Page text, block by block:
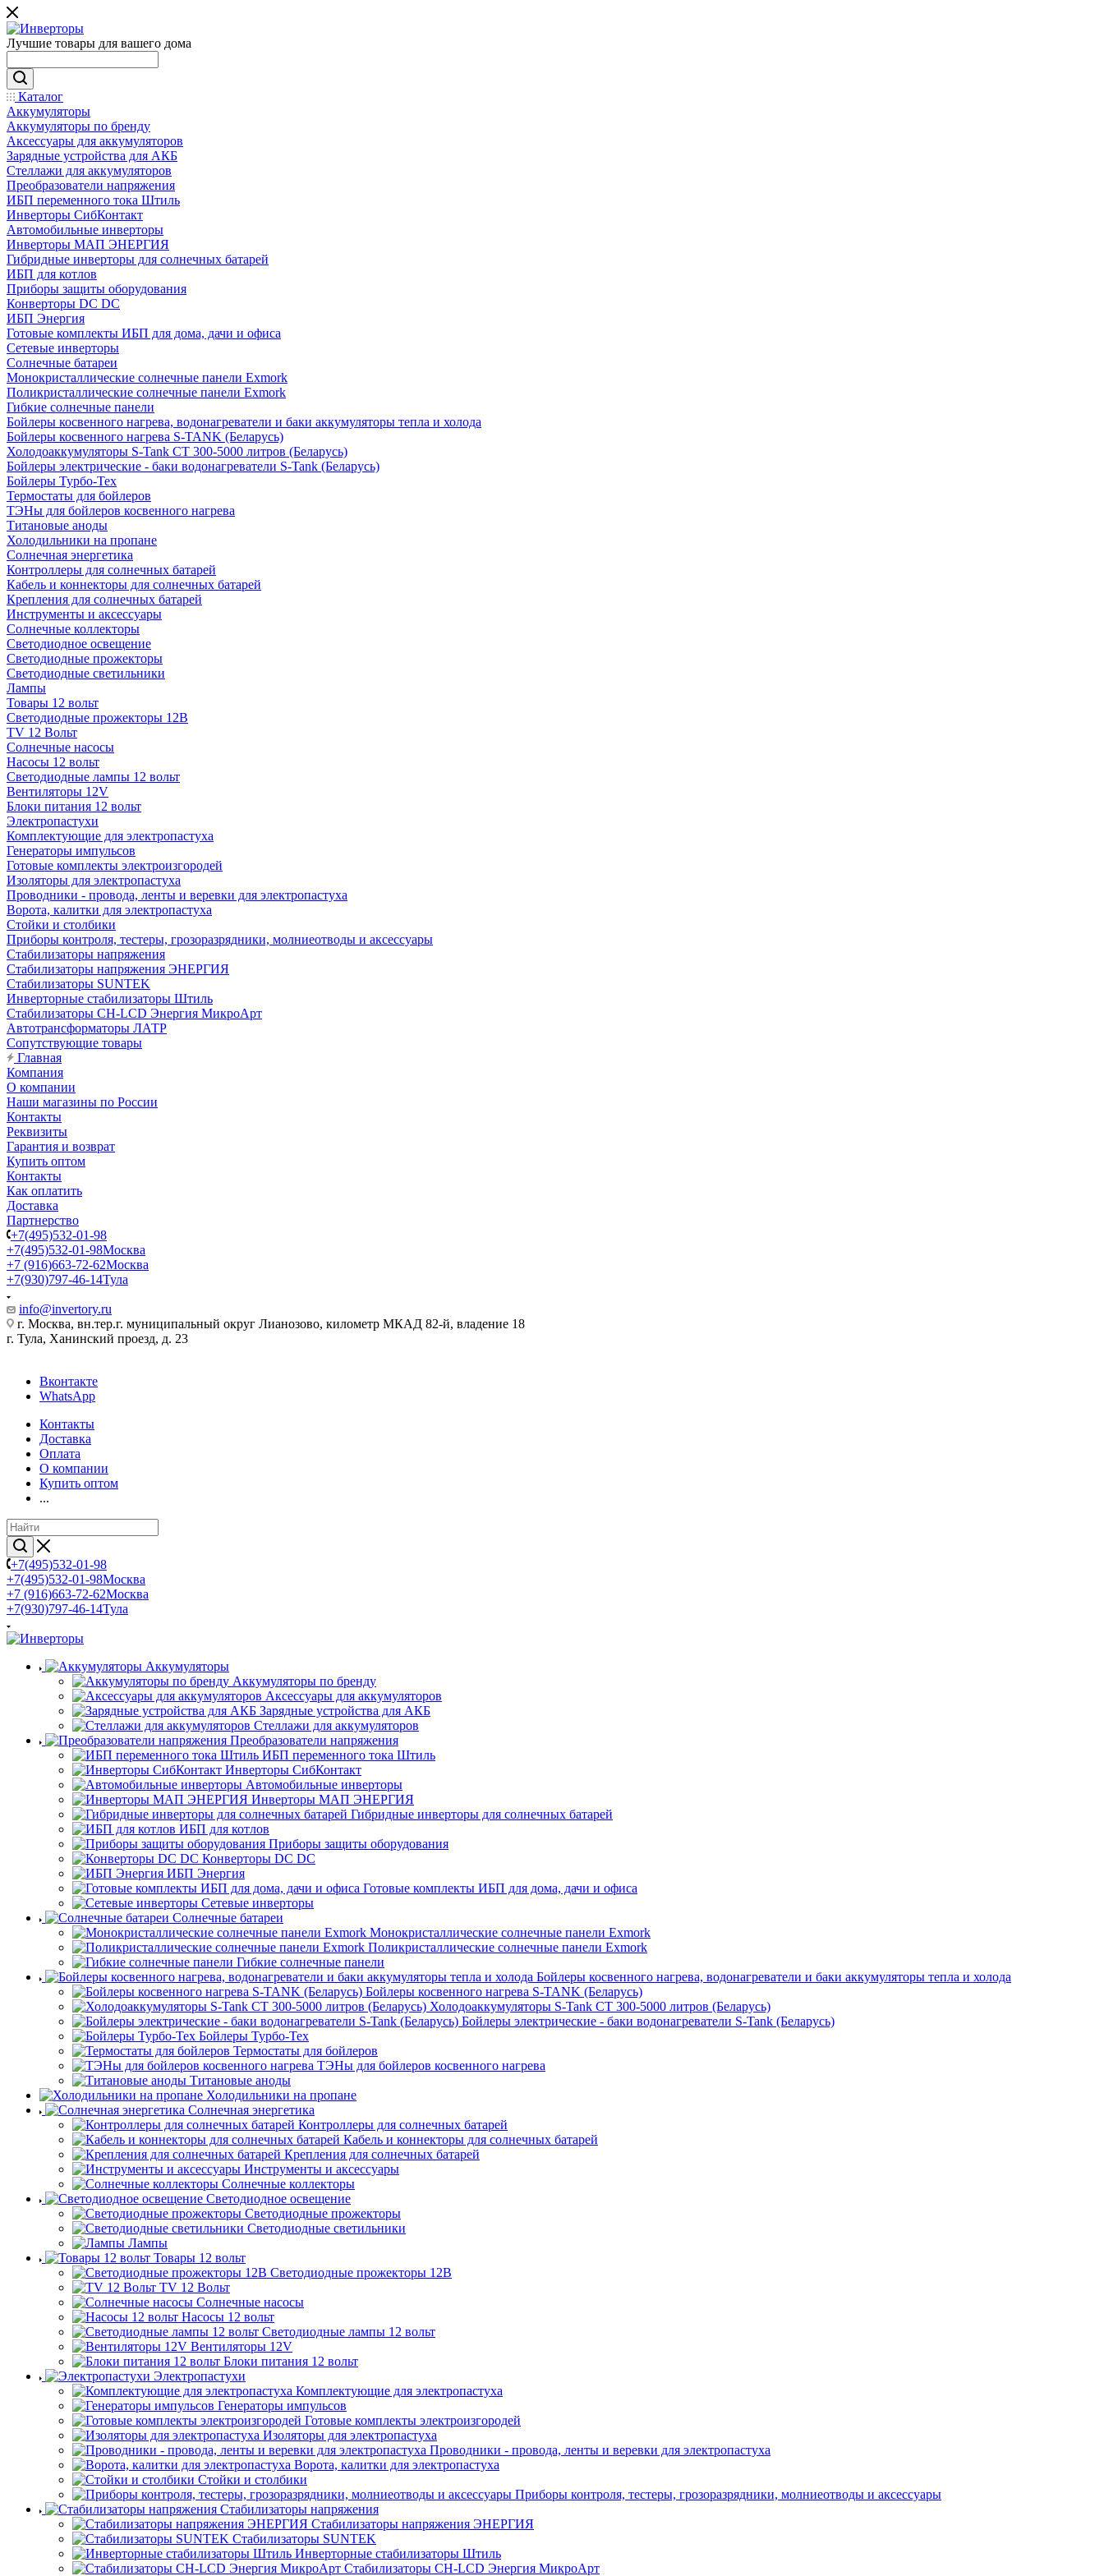
Лучшие товары для вашего дома
Каталог
Аккумуляторы
Аккумуляторы по бренду
Аксессуары для аккумуляторов
Зарядные устройства для АКБ
Стеллажи для аккумуляторов
Преобразователи напряжения
ИБП переменного тока Штиль
Инверторы СибКонтакт
Автомобильные инверторы
Инверторы МАП ЭНЕРГИЯ
Гибридные инверторы для солнечных батарей
ИБП для котлов
Приборы защиты оборудования
Конверторы DC DC
ИБП Энергия
Готовые комплекты ИБП для дома, дачи и офиса
Сетевые инверторы
Солнечные батареи
Монокристаллические солнечные панели Exmork
Поликристаллические солнечные панели Exmork
Гибкие солнечные панели
Бойлеры косвенного нагрева, водонагреватели и баки аккумуляторы тепла и холода
Бойлеры косвенного нагрева S-TANK (Беларусь)
Холодоаккумуляторы S-Tank СТ 300-5000 литров (Беларусь)
Бойлеры электрические - баки водонагреватели S-Tank (Беларусь)
Бойлеры Турбо-Тех
Термостаты для бойлеров
ТЭНы для бойлеров косвенного нагрева
Титановые аноды
Холодильники на пропане
Солнечная энергетика
Контроллеры для солнечных батарей
Кабель и коннекторы для солнечных батарей
Крепления для солнечных батарей
Инструменты и аксессуары
Солнечные коллекторы
Светодиодное освещение
Светодиодные прожекторы
Светодиодные светильники
Лампы
Товары 12 вольт
Светодиодные прожекторы 12В
TV 12 Вольт
Солнечные насосы
Насосы 12 вольт
Светодиодные лампы 12 вольт
Вентиляторы 12V
Блоки питания 12 вольт
Электропастухи
Комплектующие для электропастуха
Генераторы импульсов
Готовые комплекты электроизгородей
Изоляторы для электропастуха
Проводники - провода, ленты и веревки для электропастуха
Ворота, калитки для электропастуха
Стойки и столбики
Приборы контроля, тестеры, грозоразрядники, молниеотводы и аксессуары
Стабилизаторы напряжения
Стабилизаторы напряжения ЭНЕРГИЯ
Стабилизаторы SUNTEK
Инверторные стабилизаторы Штиль
Стабилизаторы СН-LCD Энepгия МикроАрт
Автотрансформаторы ЛАТР
Сопутствующие товары
Главная
Компания
О компании
Наши магазины по России
Контакты
Реквизиты
Гарантия и возврат
Купить оптом
Контакты
Как оплатить
Доставка
Партнерство
+7(495)532-01-98
+7(495)532-01-98Москва
+7 (916)663-72-62Москва
+7(930)797-46-14Тула
info@invertory.ru
г. Москва, вн.тер.г. муниципальный округ Лианозово, километр МКАД 82-й, владение 18
г. Тула, Ханинский проезд, д. 23
Вконтакте
WhatsApp
Контакты
Доставка
Оплата
О компании
Купить оптом
...
+7(495)532-01-98
+7(495)532-01-98Москва
+7 (916)663-72-62Москва
+7(930)797-46-14Тула
Аккумуляторы
Аккумуляторы по бренду
Аксессуары для аккумуляторов
Зарядные устройства для АКБ
Стеллажи для аккумуляторов
Преобразователи напряжения
ИБП переменного тока Штиль
Инверторы СибКонтакт
Автомобильные инверторы
Инверторы МАП ЭНЕРГИЯ
Гибридные инверторы для солнечных батарей
ИБП для котлов
Приборы защиты оборудования
Конверторы DC DC
ИБП Энергия
Готовые комплекты ИБП для дома, дачи и офиса
Сетевые инверторы
Солнечные батареи
Монокристаллические солнечные панели Exmork
Поликристаллические солнечные панели Exmork
Гибкие солнечные панели
Бойлеры косвенного нагрева, водонагреватели и баки аккумуляторы тепла и холода
Бойлеры косвенного нагрева S-TANK (Беларусь)
Холодоаккумуляторы S-Tank СТ 300-5000 литров (Беларусь)
Бойлеры электрические - баки водонагреватели S-Tank (Беларусь)
Бойлеры Турбо-Тех
Термостаты для бойлеров
ТЭНы для бойлеров косвенного нагрева
Титановые аноды
Холодильники на пропане
Солнечная энергетика
Контроллеры для солнечных батарей
Кабель и коннекторы для солнечных батарей
Крепления для солнечных батарей
Инструменты и аксессуары
Солнечные коллекторы
Светодиодное освещение
Светодиодные прожекторы
Светодиодные светильники
Лампы
Товары 12 вольт
Светодиодные прожекторы 12В
TV 12 Вольт
Солнечные насосы
Насосы 12 вольт
Светодиодные лампы 12 вольт
Вентиляторы 12V
Блоки питания 12 вольт
Электропастухи
Комплектующие для электропастуха
Генераторы импульсов
Готовые комплекты электроизгородей
Изоляторы для электропастуха
Проводники - провода, ленты и веревки для электропастуха
Ворота, калитки для электропастуха
Стойки и столбики
Приборы контроля, тестеры, грозоразрядники, молниеотводы и аксессуары
Стабилизаторы напряжения
Стабилизаторы напряжения ЭНЕРГИЯ
Стабилизаторы SUNTEK
Инверторные стабилизаторы Штиль
Стабилизаторы СН-LCD Энepгия МикроАрт